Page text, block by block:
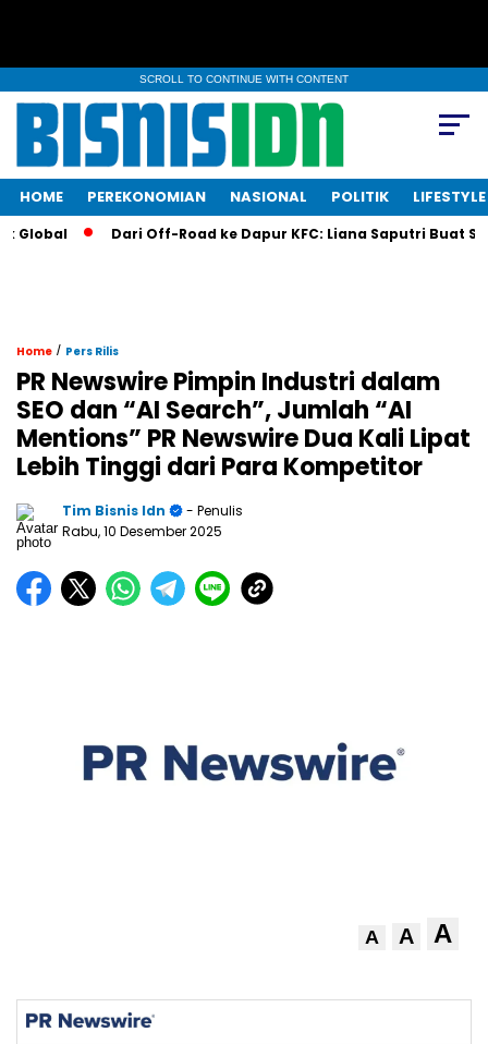
SCROLL TO CONTINUE WITH CONTENT
HOME PEREKONOMIAN NASIONAL POLITIK LIFESTYLE
Dari Off-Road ke Dapur KFC: Liana Saputri Buat
Home / Pers Rilis
PR Newswire Pimpin Industri dalam
SEO dan “AI Search”, Jumlah “AI
Mentions” PR Newswire Dua Kali Lipat
Lebih Tinggi dari Para Kompetitor
Tim Bisnis Idn
- Penulis
Rabu, 10 Desember 2025
A A A